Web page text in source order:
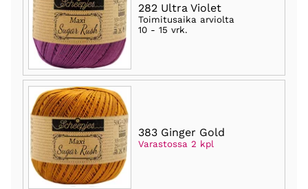
282 Ultra Violet
Toimitusaika arviolta
10 - 15 vrk.
383 Ginger Gold
Varastossa 2 kpl